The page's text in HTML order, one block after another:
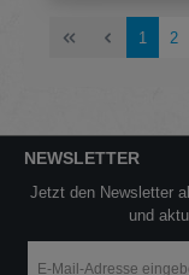
Seite
1 2
NEWSLETTER
Jetzt den Newsletter
und
Mail-